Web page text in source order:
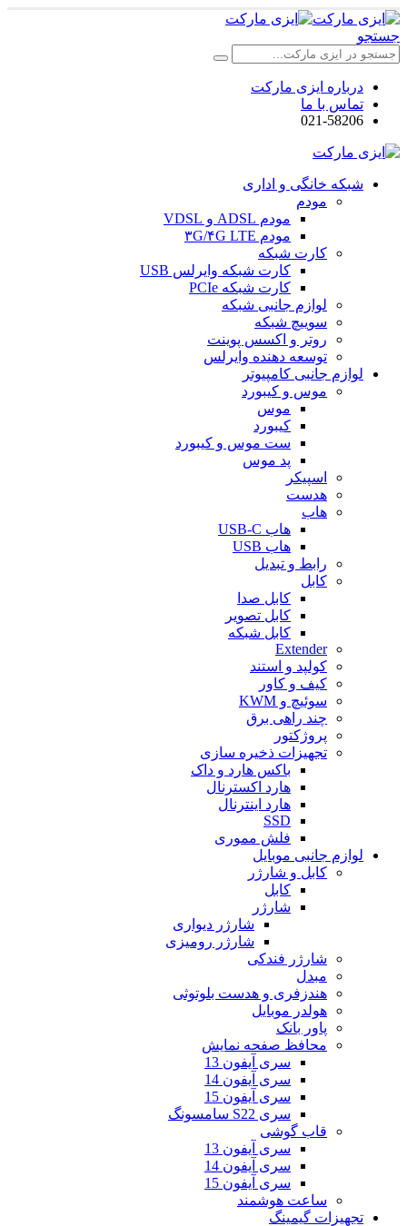
جستجو
درباره ایزی مارکت
تماس با ما
021-58206
شبکه خانگی و اداری
مودم
مودم ADSL و VDSL
مودم ۳G/۴G LTE
کارت شبکه
کارت شبکه وایرلس USB
کارت شبکه PCIe
لوازم جانبی شبکه
سوییچ شبکه
روتر و اکسس پوینت
توسعه دهنده وایرلس
لوازم جانبی کامپیوتر
موس و کیبورد
موس
کیبورد
ست موس و کیبورد
پد موس
اسپیکر
هدست
هاب
هاب USB-C
هاب USB
رابط و تبدیل
کابل
کابل صدا
کابل تصویر
کابل شبکه
Extender
کولپد و استند
کیف و کاور
سوئیچ و KWM
چند راهی برق
پروژکتور
تجهیزات ذخیره سازی
باکس هارد و داک
هارد اکسترنال
هارد اینترنال
SSD
فلش مموری
لوازم جانبی موبایل
کابل و شارژر
کابل
شارژر
شارژر دیواری
شارژر رومیزی
شارژر فندکی
مبدل
هندزفری و هدست بلوتوثی
هولدر موبایل
پاور بانک
محافظ صفحه نمایش
سری آیفون 13
سری آیفون 14
سری آیفون 15
سری S22 سامسونگ
قاب گوشی
سری آیفون 13
سری آیفون 14
سری آیفون 15
ساعت هوشمند
تجهیزات گیمینگ